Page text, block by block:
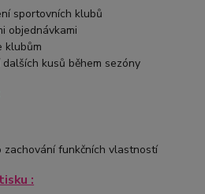
sportovních klubů
objednávkami
klubům
kusů během sezóny
zachování funkčních vlastností
: